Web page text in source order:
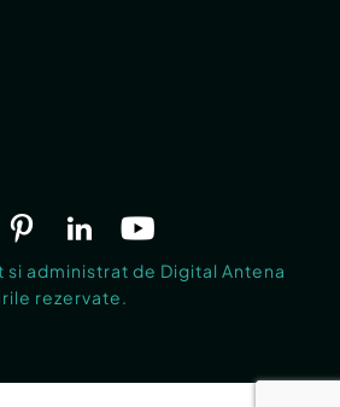
administrat de Digital Antena
rezervate.